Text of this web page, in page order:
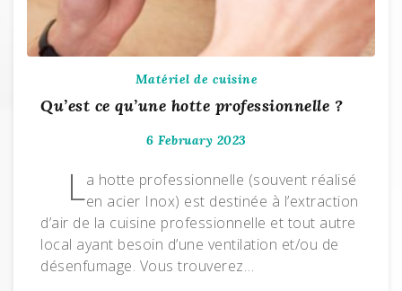
Matériel de cuisine
Qu’est ce qu’une hotte professionnelle ?
6 February 2023
La hotte professionnelle (souvent réalisé
en acier Inox) est destinée à l’extraction
d’air de la cuisine professionnelle et tout autre
local ayant besoin d’une ventilation et/ou de
désenfumage. Vous trouverez…